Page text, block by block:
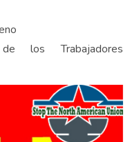
los Trabajadores